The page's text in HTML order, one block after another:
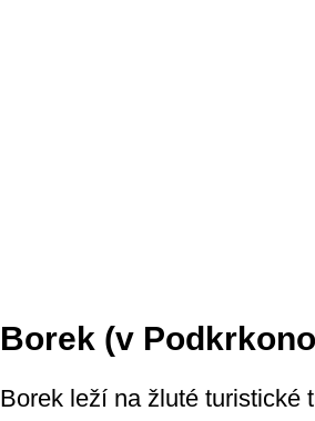
Borek (v
Borek leží na žluté turistické